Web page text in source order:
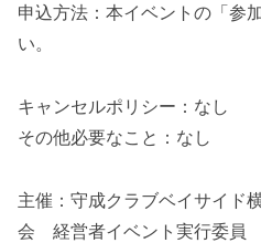
申込方法：本イベントの「参
い。
キャンセルポリシー：なし
その他必要なこと：なし
主催：守成クラブベイサイ
会 経営者イベント実行委員